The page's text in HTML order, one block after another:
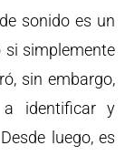
sonido es un
si simplemente
sin embargo,
a identificar y
luego, es